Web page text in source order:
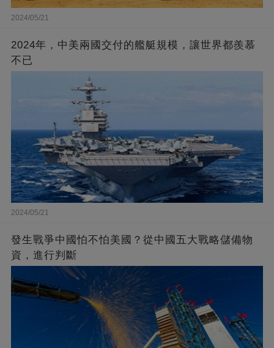
2024/05/21
2024年，中美兩國交付的艦艇規模，讓世界都羨慕
不已
2024/05/21
發生戰爭中國怕不怕美國？從中國五大戰略儲備物
資，進行判斷